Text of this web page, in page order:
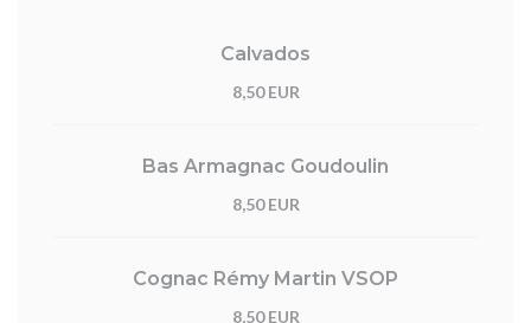
Calvados
8,50 EUR
Bas Armagnac Goudoulin
8,50 EUR
Cognac Rémy Martin VSOP
8,50 EUR